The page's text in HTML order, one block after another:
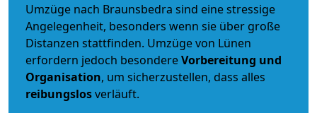
Umzüge nach Braunsbedra sind eine stressige
Angelegenheit, besonders wenn sie über große
Distanzen stattfinden. Umzüge von Lünen
erfordern jedoch besondereVorbereitung und
Organisation, um sicherzustellen, dass alles
reibungslosverläuft.